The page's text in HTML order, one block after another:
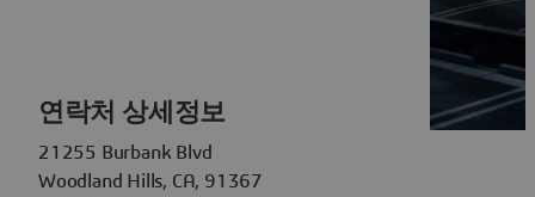
연락처 상세정보
21255 Burbank Blvd
Woodland Hills, CA, 91367